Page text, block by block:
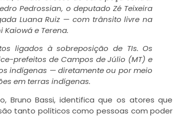
Pedrossian, o deputado Zé Teixeira
Luana Ruiz — com trânsito livre na
e Terena.
ligados à sobreposição de TIs. Os
prefeitos de Campos de Júlio (MT) e
indígenas — diretamente ou por meio
em terras indígenas.
Bruno Bassi, identifica que os atores que
tanto políticos como pessoas com poder